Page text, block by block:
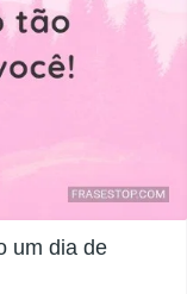
um dia de